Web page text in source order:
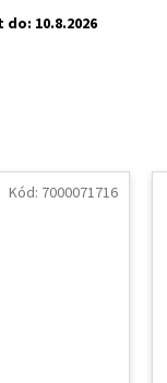
Kód: 7000071716
do: 10.8.2026